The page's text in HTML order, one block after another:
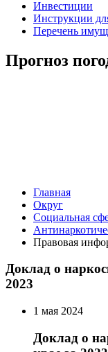
Инвестиции
Инструкции
Перечень
Прогноз
Главная
Округ
Социальная
Правовая
Доклад о
2023
1 мая 2024
Доклад о